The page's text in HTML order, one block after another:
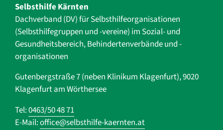
Selbsthilfe Kärnten
Dachverband (DV) für Selbsthilfe­organisationen
(Selbsthilfegruppen und -vereine) im Sozial- und
Gesundheits­bereich, ­Behindertenverbände und ­-
organisationen
Gutenbergstraße 7 (neben Klinikum Klagenfurt), 9020
Klagenfurt am Wörthersee
Tel:0463/50 48 71
E-Mail:office@selbsthilfe-kaernten.at